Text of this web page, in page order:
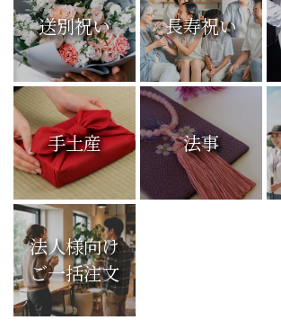
送別祝い 長寿祝い
手土産 法事
法人様向け
ご一括注文